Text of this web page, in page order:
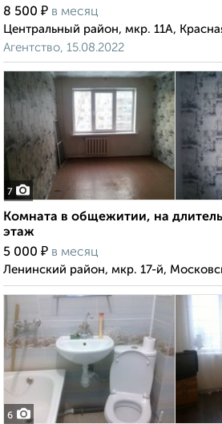
8 500 ₽ в месяц
Центральный район, мкр. 11А,
Агентство, 15.08.2022
7
Комната в общежитии, на
этаж
5 000 ₽ в месяц
Ленинский район, мкр. 17-й,
6